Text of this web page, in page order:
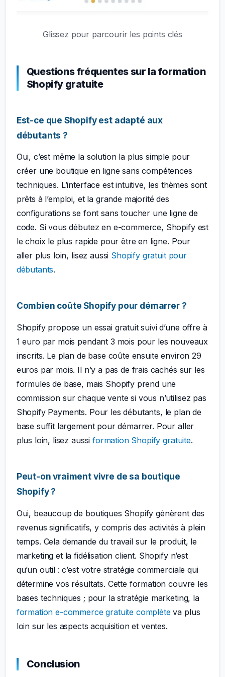
Glissez pour parcourir les points clés
Questions fréquentes sur la formation
Shopify gratuite
Est-ce que Shopify est adapté aux
débutants ?
Oui, c’est même la solution la plus simple pour
créer une boutique en ligne sans compétences
techniques. L’interface est intuitive, les thèmes sont
prêts à l’emploi, et la grande majorité des
configurations se font sans toucher une ligne de
code. Si vous débutez en e-commerce, Shopify est
le choix le plus rapide pour être en ligne. Pour
aller plus loin, lisez aussi Shopify gratuit pour
débutants.
Combien coûte Shopify pour démarrer ?
Shopify propose un essai gratuit suivi d’une offre à
1 euro par mois pendant 3 mois pour les nouveaux
inscrits. Le plan de base coûte ensuite environ 29
euros par mois. Il n’y a pas de frais cachés sur les
formules de base, mais Shopify prend une
commission sur chaque vente si vous n’utilisez pas
Shopify Payments. Pour les débutants, le plan de
base suffit largement pour démarrer. Pour aller
plus loin, lisez aussiformation Shopify gratuite.
Peut-on vraiment vivre de sa boutique
Shopify ?
Oui, beaucoup de boutiques Shopify génèrent des
revenus significatifs, y compris des activités à plein
temps. Cela demande du travail sur le produit, le
marketing et la fidélisation client. Shopify n’est
qu’un outil : c’est votre stratégie commerciale qui
détermine vos résultats. Cette formation couvre les
bases techniques ; pour la stratégie marketing, la
formation e-commerce gratuite complèteva plus
loin sur les aspects acquisition et ventes.
Conclusion